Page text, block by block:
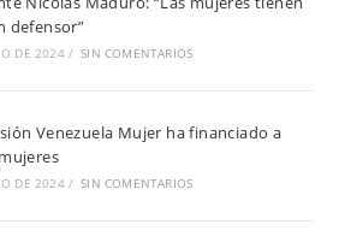
defensor”
DE 2024 / SIN COMENTARIOS
Venezuela Mujer ha financiado a
DE 2024 / SIN COMENTARIOS